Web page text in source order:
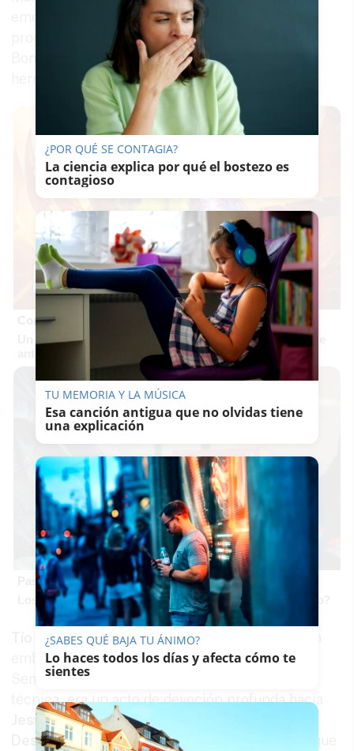
emocionarse al ver al Señor de Santiago
procesionar y no tener cerca a su hermano 'Tío
Bombi', el otro encendedor de siempre de la
hermandad histórica del arrabal jerezano.
Corepunk MMORPG
Un verdadero MMORPG de la vieja escuela ¡Cómo los de
Pasaportes que abren puertas
Los pasaportes más poderosos del mundo, ¿está el tuyo?
Tío Bombi, junto a su hermano, formaba un dúo
emblemático deencendedores de pasosen la
Semana Santa de Jerez. Su labor, más allá de la
técnica, era un acto de devoción profunda hacia
Jesús del Prendimiento
Desamparo. Su presencia era tan reconocida que
¿POR QUÉ SE CONTAGIA?
La ciencia explica por qué el bostezo es
contagioso
TU MEMORIA Y LA MÚSICA
Esa canción antigua que no olvidas tiene
una explicación
¿SABES QUÉ BAJA TU ÁNIMO?
Lo haces todos los días y afecta cómo te
sientes